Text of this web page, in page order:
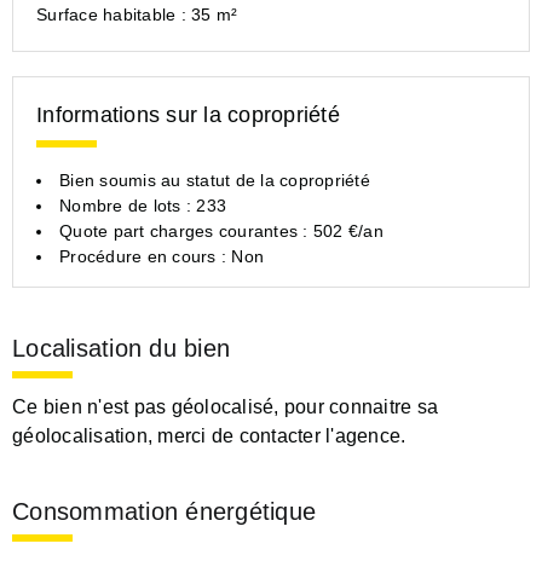
Surface habitable : 35 m²
Informations sur la copropriété
Bien soumis au statut de la copropriété
Nombre de lots : 233
Quote part charges courantes : 502 €/an
Procédure en cours : Non
Localisation du bien
Ce bien n'est pas géolocalisé, pour connaitre sa
géolocalisation, merci de contacter l'agence.
Consommation énergétique